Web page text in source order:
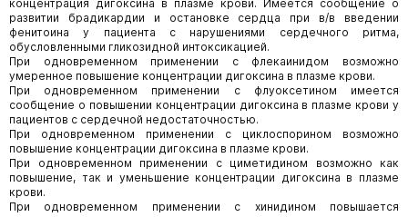
концентрация дигоксина в плазме крови. Имеется сообщение о
развитии брадикардии и остановке сердца при в/в введении
фенитоина у пациента с нарушениями сердечного ритма,
обусловленными гликозидной интоксикацией.
При одновременном применении с флекаинидом возможно
умеренное повышение концентрации дигоксина в плазме крови.
При одновременном применении с флуоксетином имеется
сообщение о повышении концентрации дигоксина в плазме крови у
пациентов с сердечной недостаточностью.
При одновременном применении с циклоспорином возможно
повышение концентрации дигоксина в плазме крови.
При одновременном применении с циметидином возможно как
повышение, так и уменьшение концентрации дигоксина в плазме
крови.
При одновременном применении с хинидином повышается